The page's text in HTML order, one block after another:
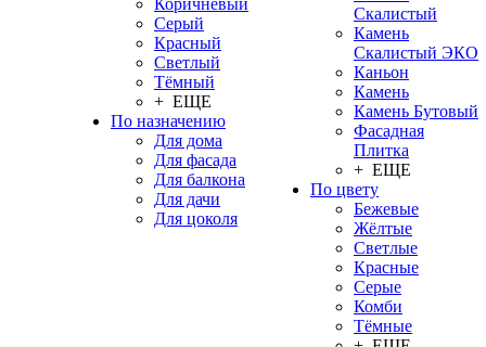
Коричневый
Серый
Красный
Светлый
Тёмный
+ ЕЩЕ
По назначению
Для дома
Для фасада
Для балкона
Для дачи
Для цоколя
Скалистый
Камень
Скалистый ЭКО
Каньон
Камень
Камень Бутовый
Фасадная
Плитка
+ ЕЩЕ
По цвету
Бежевые
Жёлтые
Светлые
Красные
Серые
Комби
Тёмные